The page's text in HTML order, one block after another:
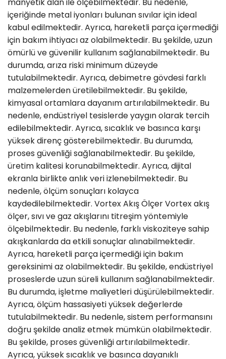
manyetik alan ile ölçebilmektedir. Bu nedenle,
içeriğinde metal iyonları bulunan sıvılar için ideal
kabul edilmektedir. Ayrıca, hareketli parça içermediği
için bakım ihtiyacı az olabilmektedir. Bu şekilde, uzun
ömürlü ve güvenilir kullanım sağlanabilmektedir. Bu
durumda, arıza riski minimum düzeyde
tutulabilmektedir. Ayrıca, debimetre gövdesi farklı
malzemelerden üretilebilmektedir. Bu şekilde,
kimyasal ortamlara dayanım artırılabilmektedir. Bu
nedenle, endüstriyel tesislerde yaygın olarak tercih
edilebilmektedir. Ayrıca, sıcaklık ve basınca karşı
yüksek direnç gösterebilmektedir. Bu durumda,
proses güvenliği sağlanabilmektedir. Bu şekilde,
üretim kalitesi korunabilmektedir. Ayrıca, dijital
ekranla birlikte anlık veri izlenebilmektedir. Bu
nedenle, ölçüm sonuçları kolayca
kaydedilebilmektedir. Vortex Akış Ölçer Vortex akış
ölçer, sıvı ve gaz akışlarını titreşim yöntemiyle
ölçebilmektedir. Bu nedenle, farklı viskoziteye sahip
akışkanlarda da etkili sonuçlar alınabilmektedir.
Ayrıca, hareketli parça içermediği için bakım
gereksinimi az olabilmektedir. Bu şekilde, endüstriyel
proseslerde uzun süreli kullanım sağlanabilmektedir.
Bu durumda, işletme maliyetleri düşürülebilmektedir.
Ayrıca, ölçüm hassasiyeti yüksek değerlerde
tutulabilmektedir. Bu nedenle, sistem performansını
doğru şekilde analiz etmek mümkün olabilmektedir.
Bu şekilde, proses güvenliği artırılabilmektedir.
Ayrıca, yüksek sıcaklık ve basınca dayanıklı